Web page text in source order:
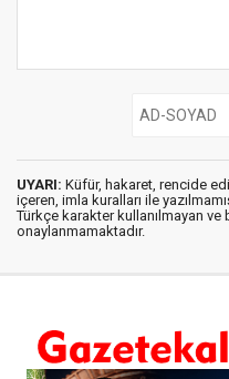
UYARI: Küfür, hakaret, rencide
içeren, imla kuralları ile
Türkçe karakter kullanılmayan ve
onaylanmamaktadır.